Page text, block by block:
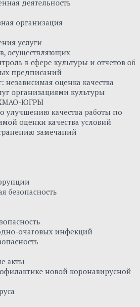
деятельность
организация
услуги
осуществляющих
в сфере культуры и отчетов об
предписаний
независимая оценка качества
организациями культуры
ХМАО-ЮГРЫ
улучшению качества работы по
оценки качества условий
замечаний
безопасность
очаговых инфекций
акты
новой коронавирусной